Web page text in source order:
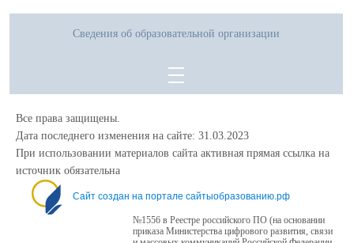
Сведения об образовательной организации
Все права защищены.
Дата последнего изменения на сайте: 31.03.2023
При использовании материалов сайта активная прямая ссылка на
источник обязательна
Сайт создан на портале сайтыобразованию.рф
№1556 в Реестре российского ПО (на основании
приказа Министерства цифрового развития, связи